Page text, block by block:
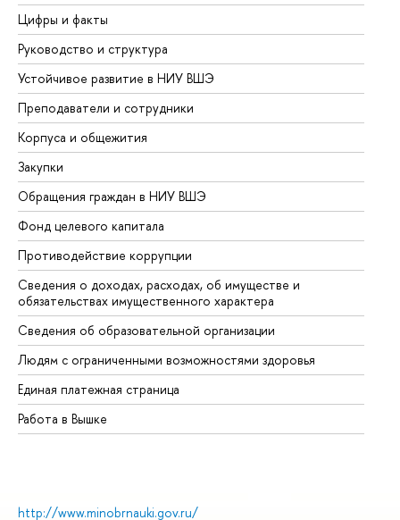
Цифры и факты
Руководство и структура
Устойчивое развитие в НИУ ВШЭ
Преподаватели и сотрудники
Корпуса и общежития
Закупки
Обращения граждан в НИУ ВШЭ
Фонд целевого капитала
Противодействие коррупции
Сведения о доходах, расходах, об имуществе и
обязательствах имущественного характера
Сведения об образовательной организации
Людям с ограниченными возможностями здоровья
Единая платежная страница
Работа в Вышке
http://www.minobrnauki.gov.ru/